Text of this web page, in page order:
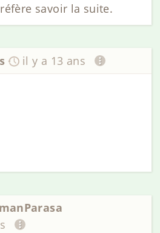
savoir la suite.
il y a 13 ans